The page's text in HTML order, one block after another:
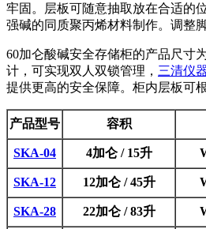
牢固。层板可随意抽取放在合适的
强碱的同质聚丙烯材料制作。调整
60加仑酸碱安全存储柜的产品尺寸
计，可实现双人双锁管理， 三清仪
提供更高的安全保障。柜内层板可
产品型号 容积
SKA-04 4加仑 / 15升
SKA-12 12加仑 / 45升
SKA-28 22加仑 / 83升